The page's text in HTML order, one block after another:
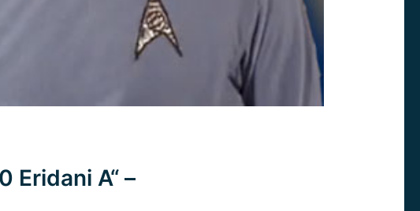
Eridani A“ –